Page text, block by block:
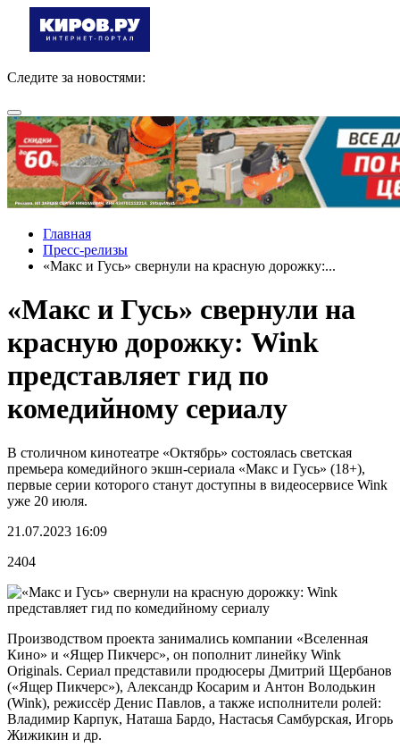
Следите за новостями:
Главная
Пресс-релизы
«Макс и Гусь» свернули на красную дорожку:...
«Макс и Гусь» свернули на
красную дорожку: Wink
представляет гид по
комедийному сериалу
В столичном кинотеатре «Октябрь» состоялась светская
премьера комедийного экшн-сериала «Макс и Гусь» (18+),
первые серии которого станут доступны в видеосервисе Wink
уже 20 июля.
21.07.2023 16:09
2404
Производством проекта занимались компании «Вселенная
Кино» и «Ящер Пикчерс», он пополнит линейку Wink
Originals. Сериал представили продюсеры Дмитрий Щербанов
(«Ящер Пикчерс»), Александр Косарим и Антон Володькин
(Wink), режиссёр Денис Павлов, а также исполнители ролей:
Владимир Карпук, Наташа Бардо, Настасья Самбурская, Игорь
Жижикин и др.